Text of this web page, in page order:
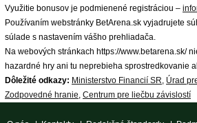
Využitie bonusov je podmienené registráciou –
Používaním webstránky BetArena.sk vyjadrujete
súlade s nastavením vášho prehliadača.
Na webových stránkach https://www.betarena.sk/
hazardné hry ani tu neprebieha sprostredkovanie
Dôležité odkazy: Ministerstvo Financií SR, Úrad
Zodpovedné hranie, Centrum pre liečbu závislostí